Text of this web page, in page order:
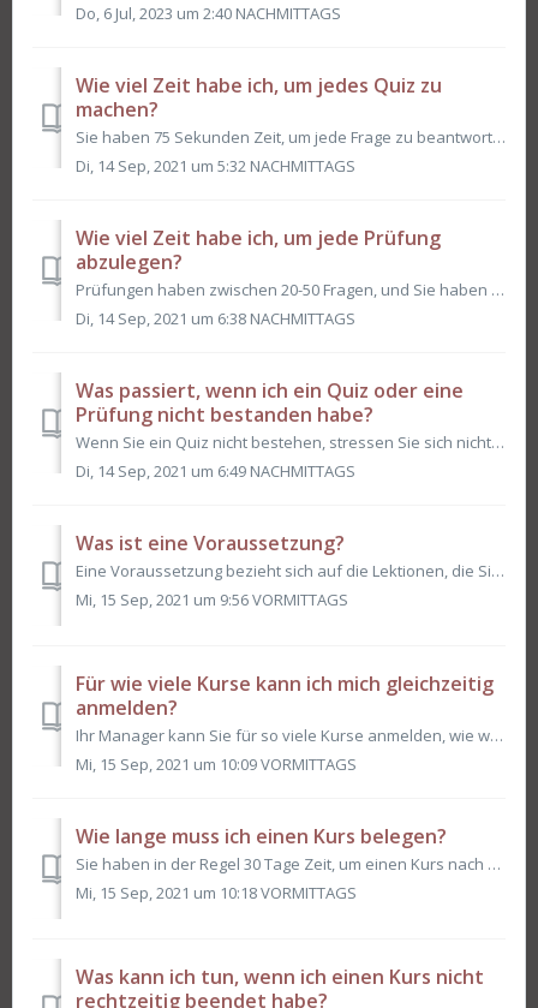
Do, 6 Jul, 2023 um 2:40 NACHMITTAGS
Wie viel Zeit habe ich, um jedes Quiz zu
machen?
Sie haben 75 Sekunden Zeit, um jede Frage zu beantworten, und im Durchschnitt haben Quizze jeweils etwa 6-10 Fragen. Zu Beginn jedes Quiz wird Ihnen gesag...
Di, 14 Sep, 2021 um 5:32 NACHMITTAGS
Wie viel Zeit habe ich, um jede Prüfung
abzulegen?
Prüfungen haben zwischen 20-50 Fragen, und Sie haben 75 Sekunden Zeit, um jede Frage zu beantworten. Daher kann eine Prüfung zwischen einer halben ...
Di, 14 Sep, 2021 um 6:38 NACHMITTAGS
Was passiert, wenn ich ein Quiz oder eine
Prüfung nicht bestanden habe?
Wenn Sie ein Quiz nicht bestehen, stressen Sie sich nicht; Quizergebnisse schränken Ihre Fähigkeit, den Kurs zu absolvieren, nicht ein. Quizze sollen Ihnen...
Di, 14 Sep, 2021 um 6:49 NACHMITTAGS
Was ist eine Voraussetzung?
Eine Voraussetzung bezieht sich auf die Lektionen, die Sie absolvieren müssen, bevor Sie mit den nächsten Lektionen fortfahren können. Am Wheelhouse Col...
Mi, 15 Sep, 2021 um 9:56 VORMITTAGS
Für wie viele Kurse kann ich mich gleichzeitig
anmelden?
Ihr Manager kann Sie für so viele Kurse anmelden, wie wir zur Verfügung haben. Wenn Sie sich für zusätzliche Kurse anmelden möchten, wenden Sie sich an Ihr...
Mi, 15 Sep, 2021 um 10:09 VORMITTAGS
Wie lange muss ich einen Kurs belegen?
Sie haben in der Regel 30 Tage Zeit, um einen Kurs nach der Einschreibung abzuschließen, aber dies kann von Ihrem Manager bei Bedarf angepasst werden. Suc...
Mi, 15 Sep, 2021 um 10:18 VORMITTAGS
Was kann ich tun, wenn ich einen Kurs nicht
rechtzeitig beendet habe?